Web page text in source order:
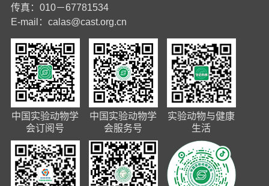
传真：010－67781534
E-mail： calas@cast.org.cn
中国实验动物学
会订阅号
中国实验动物学
会服务号
实验动物与健康
生活